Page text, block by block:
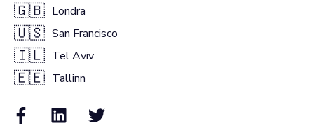
🇬🇧 Londra
🇺🇸 San Francisco
🇮🇱 Tel Aviv
🇪🇪 Tallinn